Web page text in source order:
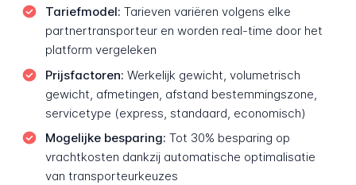
Tariefmodel: Tarieven variëren volgens elke
partnertransporteur en worden real-time door het
platform vergeleken
Prijsfactoren: Werkelijk gewicht, volumetrisch
gewicht, afmetingen, afstand bestemmingszone,
servicetype (express, standaard, economisch)
Mogelijke besparing: Tot 30% besparing op
vrachtkosten dankzij automatische optimalisatie
van transporteurkeuzes